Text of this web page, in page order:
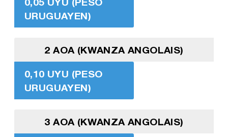
URUGUAYEN)
2 AOA (KWANZA ANGOLAIS)
0,10 UYU (PESO
URUGUAYEN)
3 AOA (KWANZA ANGOLAIS)